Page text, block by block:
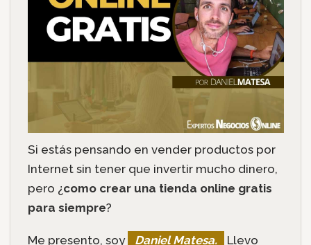
Si estás pensando en vender productos por
Internet sin tener que invertir mucho dinero,
pero ¿como crear una tienda online gratis
para siempre?
Me presento, soy Daniel Matesa.
Llevo